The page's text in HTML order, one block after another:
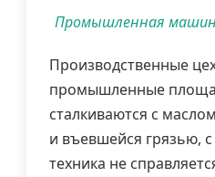
Промышленная
Производственные
промышленные
сталкиваются с
и въевшейся грязью,
техника не